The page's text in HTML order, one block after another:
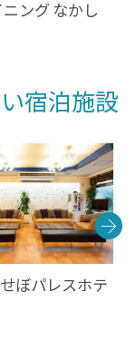
ング なかし
宿泊施設
ぼパレスホテ